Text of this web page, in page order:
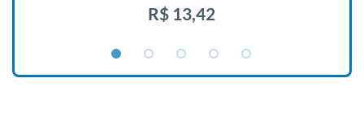
R$ 13,42